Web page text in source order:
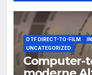
DTF DIRECT-TO-FILM
UNCATEGORIZED
Computer-